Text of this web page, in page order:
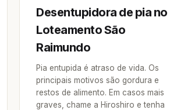
Desentupidora de pia no
Loteamento São
Raimundo
Pia entupida é atraso de vida. Os
principais motivos são gordura e
restos de alimento. Em casos mais
graves, chame a Hiroshiro e tenha